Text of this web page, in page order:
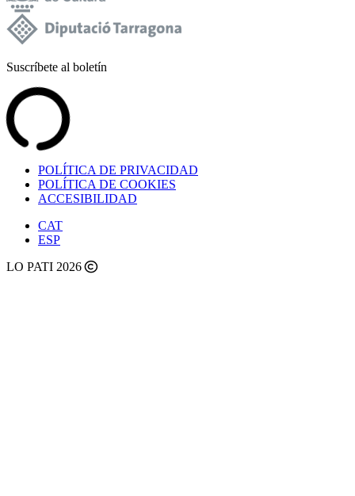
Suscríbete al boletín
POLÍTICA DE PRIVACIDAD
POLÍTICA DE COOKIES
ACCESIBILIDAD
CAT
ESP
LO PATI 2026